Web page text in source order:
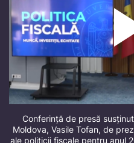
Conferință de presă
Moldova, Vasile Tofan, de
ale politicii fiscale pentru anul